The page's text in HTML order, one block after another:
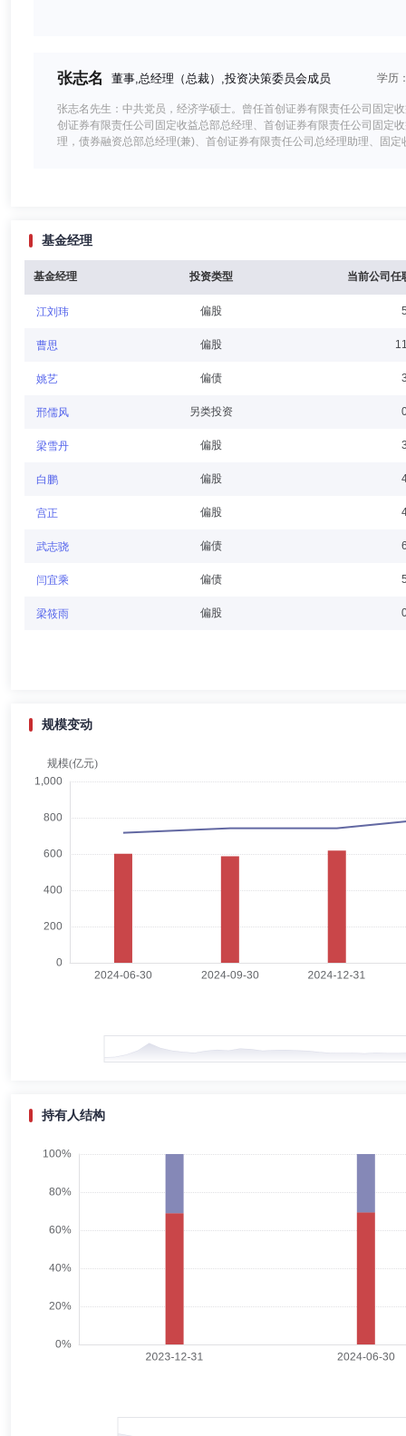
张志名 董事,总经理（总裁）,投资决策委员会成员 学历
张志名先生：中共党员，经济学硕士。曾任首创证券有限责任公司固定
创证券有限责任公司固定收益总部总经理、首创证券有限责任公司固定
理，债券融资总部总经理(兼)、首创证券有限责任公司总经理助理、固
王淼先生：1973年3月出生于中国上海，圣路易斯华盛顿大学奥林商学
亚）有限公司亚洲业务部营业总监、瑞穗实业银行环球结构融资部副总
资银行业务部副部长。
学历：博士
穆忠和先生：中共党员，国际经济博士，美国斯坦福大学经济学访问学
聂兴凯 学历：博士
聂兴凯先生：中共党员，教授、管理学博士，北京国家会计学院会计
盟理事、中国医院协会内部审计专业委员会常务委员。
李冰清 学历：博士
于亚卓先生：中共党员，博士研究生。曾任中国邮政集团公司邮政业务
目负责人、中邮证券有限责任公司北京证券资产管理分公司市场总监、
部、中共北京市委组织部干部调配处(公务员管理处)副主任科员、中共
侯玉春先生：中共党员，法学学士。曾任北京市人民政府电子工业办
公司投资银行部董事助理、中国辽宁国际合作(集团)股份有限公司董事
李小振 副总经理 学历：硕士 任职日期：2023-08-17
李小振先生：工程硕士。曾任陕西省邮政储汇局技术员、陕西省邮政储
司副总经理。
唐亚明先生：经济学学士。曾任联合证券赛格科技园营业部研究员、
基金经理
基金经理 投资类型 当前公司任
江刘玮 偏股
曹思 偏股
姚艺 偏债
邢儒风 另类投资
梁雪丹 偏股
白鹏 偏股
宫正 偏股
武志骁 偏债
闫宜乘 偏债
梁筱雨 偏股
规模变动
持有人结构